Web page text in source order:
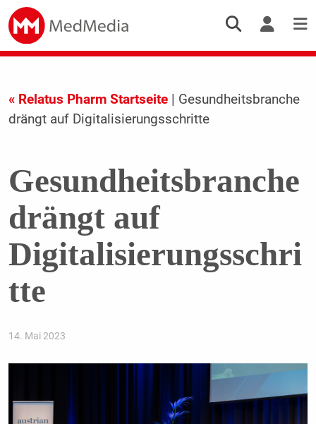
« Relatus Pharm Startseite| Gesundheitsbranche
drängt auf Digitalisierungsschritte
Gesundheitsbranche
drängt auf
Digitalisierungsschri
tte
14. Mai 2023